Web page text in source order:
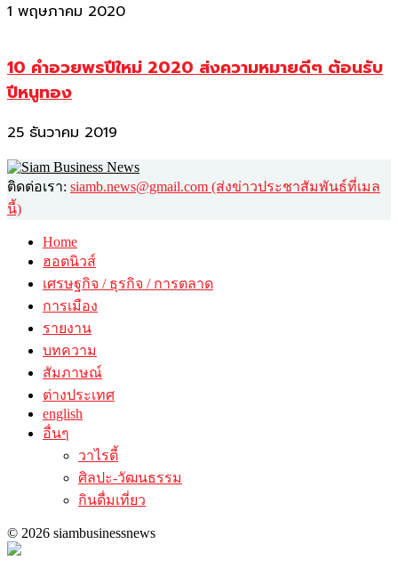
1 พฤษภาคม 2020
10 คำอวยพรปีใหม่ 2020 ส่งความหมายดีๆ ต้อนรับ
ปีหนูทอง
25 ธันวาคม 2019
ติดต่อเรา: siamb.news@gmail.com (ส่งข่าวประชาสัมพันธ์ที่เมล
นี้)
Home
ฮอตนิวส์
เศรษฐกิจ / ธุรกิจ / การตลาด
การเมือง
รายงาน
บทความ
สัมภาษณ์
ต่างประเทศ
english
อื่นๆ
วาไรตี้
ศิลปะ-วัฒนธรรม
กินดื่มเที่ยว
© 2026 siambusinessnews